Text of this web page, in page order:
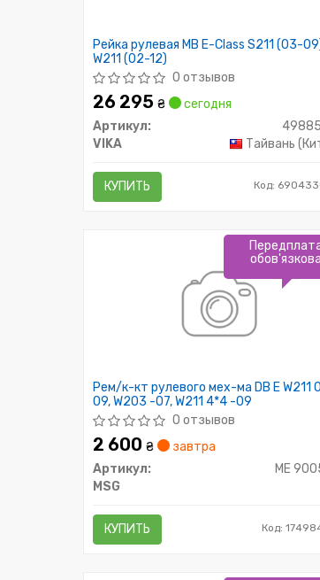
Рейка рулевая MB E-Class S211 (03-
W211 (02-12)
0 отзывов
26 295 ₴
сегодня
Артикул:
VIKA
Тайвань
КУПИТЬ Код:
Рем/к-кт рулевого мех-ма DB E W211
09, W203 -07, W211 4*4 -09
0 отзывов
2 600 ₴
завтра
Артикул:
ME
MSG
КУПИТЬ Код:
обов'язкова